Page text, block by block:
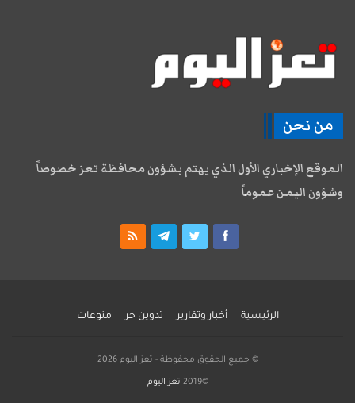
من نحن
الموقع الإخباري الأول الذي يهتم بشؤون محافظة تعز خصوصاً
وشؤون اليمن عموماً
الرئيسية أخبار وتقارير تدوين حر منوعات
© جميع الحقوق محفوظة - تعز اليوم 2026
©2019 تعز اليوم